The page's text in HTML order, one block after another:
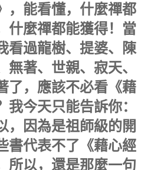
，能看懂，什麼禪都
什麼禪都能獲得！當
看過龍樹、提婆、陳
著、世親、寂天、
了，應該不必看《藉
今天只能告訴你：
，因為是祖師級的開
書代表不了《藉心經
所以，還是那麼一句